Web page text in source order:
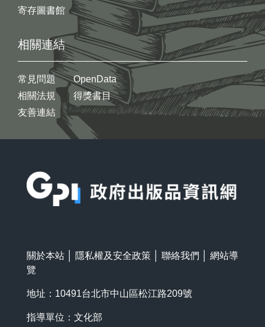
寄存圖書館
相關連結
常見問題
相關法規
友善連結
OpenData
得獎書目
關於本站 隱私權及安全政策 聯絡我們
網站導
覽
地址：10491台北市中山區松江路209號
指導單位：文化部